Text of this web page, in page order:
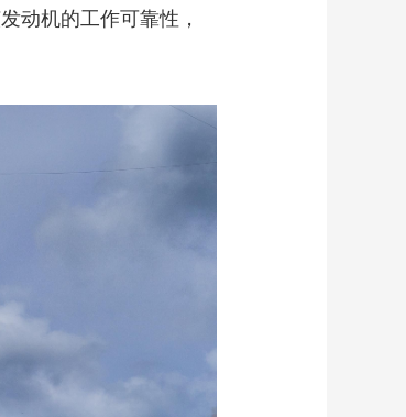
动机的工作可靠性，